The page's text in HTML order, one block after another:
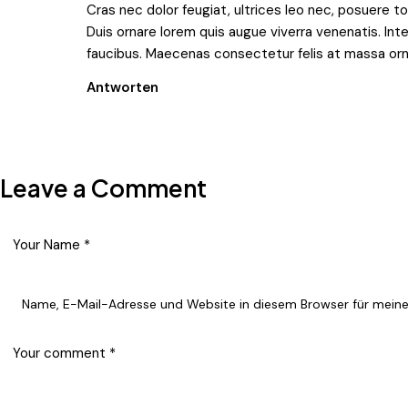
Cras nec dolor feugiat, ultrices leo nec, posuere
Duis ornare lorem quis augue viverra venenatis.
faucibus. Maecenas consectetur felis at massa
Antworten
Leave a Comment
Name, E-Mail-Adresse und Website in diesem Browser für